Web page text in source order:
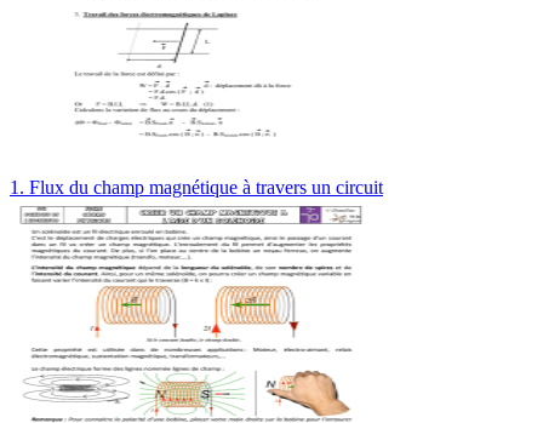
1. Flux du champ magnétique à travers un circuit